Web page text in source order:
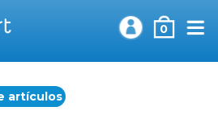
0
artículos